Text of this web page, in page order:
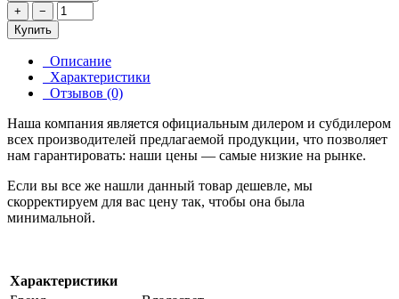
+
−
Купить
Описание
Характеристики
Отзывов (0)
Наша компания является официальным дилером и субдилером
всех производителей предлагаемой продукции, что позволяет
нам гарантировать: наши цены — самые низкие на рынке.
Если вы все же нашли данный товар дешевле, мы
скорректируем для вас цену так, чтобы она была
минимальной.
Характеристики